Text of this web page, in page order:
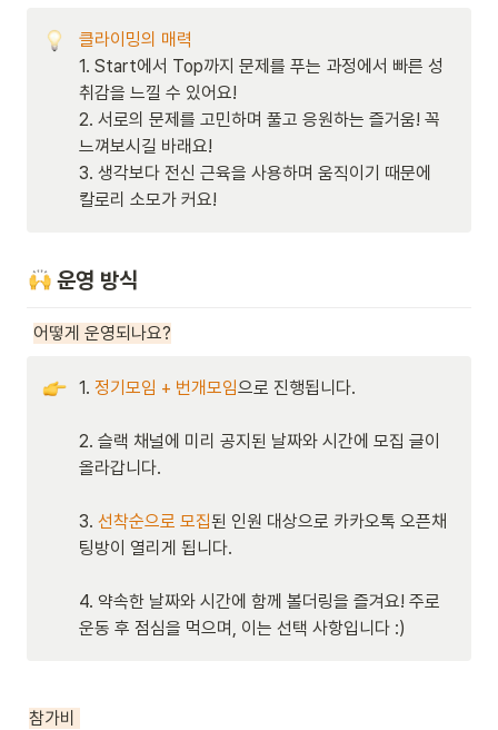
1. Start에서 Top까지 문제를 푸는 과정에서 빠른 성
취감을 느낄 수 있어요!
2. 서로의 문제를 고민하며 풀고 응원하는 즐거움! 꼭
느껴보시길 바래요!
3. 생각보다 전신 근육을 사용하며 움직이기 때문에
칼로리 소모가 커요!
운영 방식
어떻게 운영되나요?
1. 정기모임 + 번개모임으로 진행됩니다.
2. 슬랙 채널에 미리 공지된 날짜와 시간에 모집 글이
올라갑니다.
3. 선착순으로 모집된 인원 대상으로 카카오톡 오픈채
4. 약속한 날짜와 시간에 함께 볼더링을 즐겨요! 주로
운동 후 점심을 먹으며, 이는 선택 사항입니다 :)
참가비